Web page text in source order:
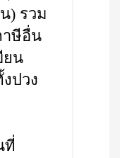
) รวม
ษีอื่น
ยน
ปวง
ที่